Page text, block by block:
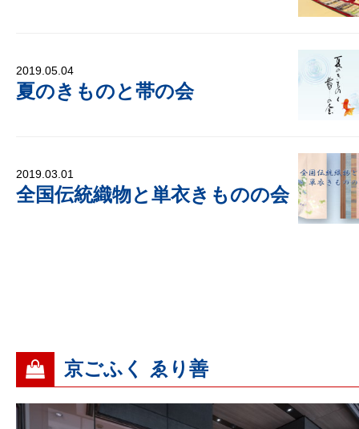
2019.05.04
夏のきものと帯の会
2019.03.01
全国伝統織物と単衣きものの会
京ごふく ゑり善